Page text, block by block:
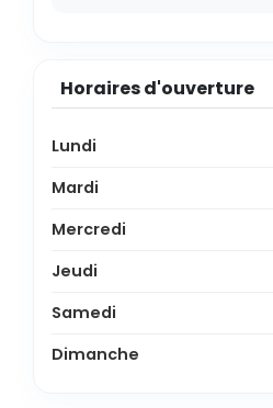
Horaires d'ouverture
Lundi
Mardi
Mercredi
Jeudi
Samedi
Dimanche